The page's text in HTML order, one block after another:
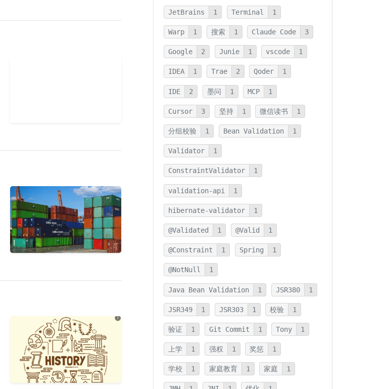
JetBrains 1 Terminal 1
Warp 1 搜索 1 Claude Code 3
Google 2 Junie 1 vscode 1
IDEA 1 Trae 2 Qoder 1
IDE 2 墨问 1 MCP 1
Cursor 3 坚持 1 微信读书 1
分组校验 1 Bean Validation 1
Validator 1
ConstraintValidator 1
validation-api 1
hibernate-validator 1
@Validated 1 @Valid 1
@Constraint 1 Spring 1
@NotNull 1
Java Bean Validation 1 JSR380 1
JSR349 1 JSR303 1 校验 1
验证 1 Git Commit 1 Tony 1
上学 1 强权 1 奖惩 1
学校 1 家庭教育 1 家庭 1